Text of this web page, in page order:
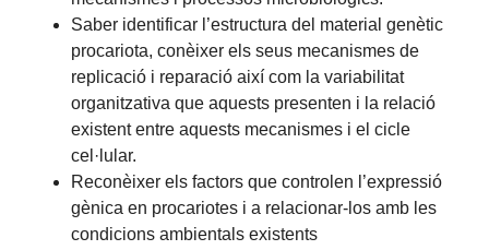
Saber identificar l’estructura del material genètic
procariota, conèixer els seus mecanismes de
replicació i reparació així com la variabilitat
organitzativa que aquests presenten i la relació
existent entre aquests mecanismes i el cicle
cel·lular.
Reconèixer els factors que controlen l’expressió
gènica en procariotes i a relacionar-los amb les
condicions ambientals existents